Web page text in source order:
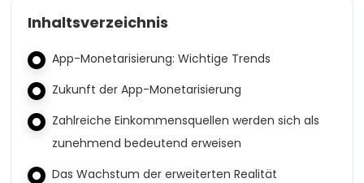
Inhaltsverzeichnis
App-Monetarisierung: Wichtige Trends
Zukunft der App-Monetarisierung
Zahlreiche Einkommensquellen werden sich als
zunehmend bedeutend erweisen
Das Wachstum der erweiterten Realität